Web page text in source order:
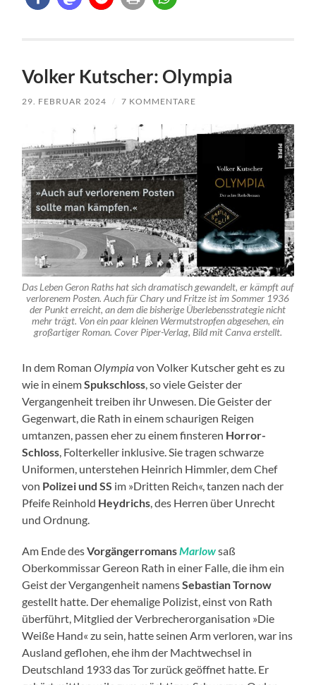
Volker Kutscher: Olympia
29. FEBRUAR 2024 / 7 KOMMENTARE
Das Leben Geron Raths hat sich dramatisch gewandelt, er kämpft auf
verlorenem Posten. Auch für Chary und Fritze ist im Sommer 1936
der Punkt erreicht, an dem die bisherige Überlebensstrategie nicht
mehr trägt. Von ein paar kleinen Wermutstropfen abgesehen, ein
großartiger Roman. Cover Piper-Verlag, Bild mit Canva erstellt.
In dem RomanOlympiavon Volker Kutscher geht es zu
wie in einemSpukschloss, so viele Geister der
Vergangenheit treiben ihr Unwesen. Die Geister der
Gegenwart, die Rath in einem schaurigen Reigen
umtanzen, passen eher zu einem finsteren Horror-
Schloss, Folterkeller inklusive. Sie tragen schwarze
Uniformen, unterstehen Heinrich Himmler, dem Chef
von Polizei und SS im »Dritten Reich«, tanzen nach der
Pfeife Reinhold Heydrichs, des Herren über Unrecht
und Ordnung.
Am Ende desVorgängerromansMarlowsaß
Oberkommissar Gereon Rath in einer Falle, die ihm ein
Geist der Vergangenheit namensSebastian Tornow
gestellt hatte. Der ehemalige Polizist, einst von Rath
überführt, Mitglied der Verbrecherorganisation »Die
Weiße Hand« zu sein, hatte seinen Arm verloren, war ins
Ausland geflohen, ehe ihm der Machtwechsel in
Deutschland 1933 das Tor zurück geöffnet hatte. Er